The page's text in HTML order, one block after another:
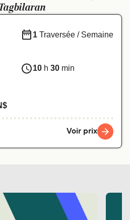
Polska
المغرب
1 Traversée / Semaine
10 h 30 min
Voir prix